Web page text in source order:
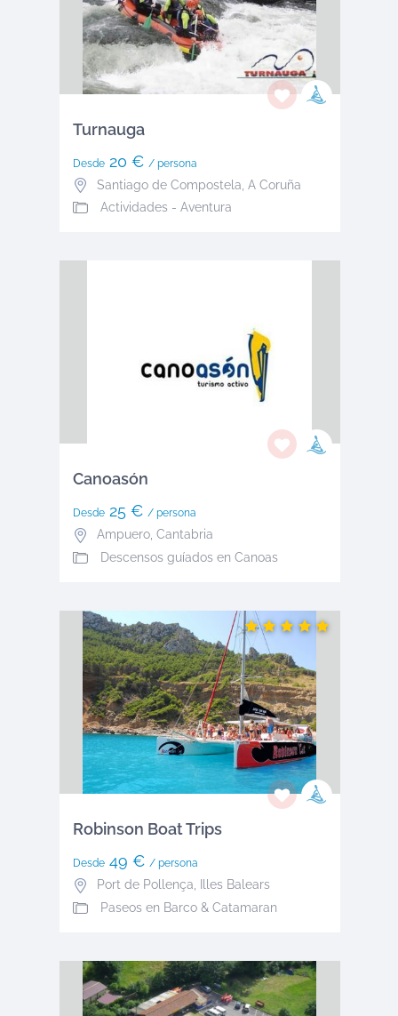
Turnauga
Desde20 € / persona
Santiago de Compostela A Coruña
Actividades - Aventura
Canoasón
Desde25 € / persona
Ampuero, Cantabria
Descensos guíados en Canoas
Robinson Boat Trips
Desde49 € / persona
Port de Pollença
Illes Balears
Paseos en Barco & Catamaran